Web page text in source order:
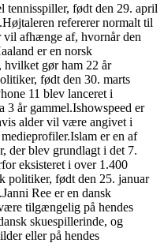
tennisspiller, født den 29. april
refererer normalt til
vil afhænge af, hvornår den
er en norsk
gør ham 22 år
født den 30. marts
11 blev lanceret i
3 år gammel.Ishowspeed er
alder vil være angivet i
er en af
der blev grundlagt i det 7.
eksisteret i over 1.400
politiker, født den 25. januar
Ree er en dansk
tilgængelig på hendes
skuespillerinde, og
eller på hendes